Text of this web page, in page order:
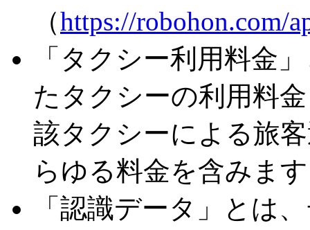
（https://robohon.com/
「タクシー利用料金
たタクシーの利用料
該タクシーによる旅
らゆる料金を含みま
「認識データ」とは